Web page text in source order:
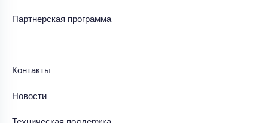
Партнерская программа
Контакты
Новости